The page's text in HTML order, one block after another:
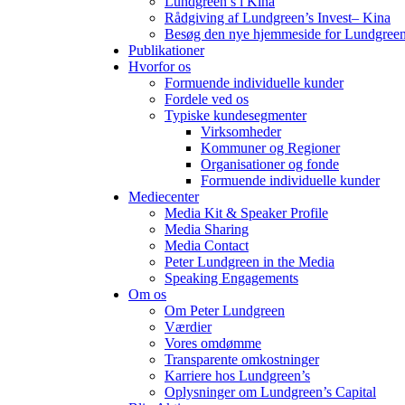
Rådgiving af Lundgreen’s Invest– Kina
Besøg den nye hjemmeside for
Publikationer
Hvorfor os
Formuende individuelle kunder
Fordele ved os
Typiske kundesegmenter
Virksomheder
Kommuner og Regioner
Organisationer og fonde
Formuende individuelle kunder
Mediecenter
Media Kit & Speaker Profile
Media Sharing
Media Contact
Peter Lundgreen in the Media
Speaking Engagements
Om os
Om Peter Lundgreen
Værdier
Vores omdømme
Transparente omkostninger
Karriere hos Lundgreen’s
Oplysninger om Lundgreen’s Capital